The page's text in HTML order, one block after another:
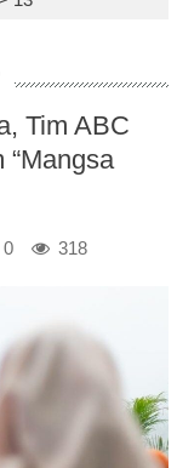
Tim ABC
“Mangsa
0 318